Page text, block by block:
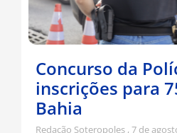
Concurso da
inscrições para
Bahia
Redação Soteropoles 7 de